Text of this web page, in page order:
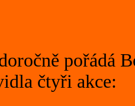
pořádá
čtyři akce: